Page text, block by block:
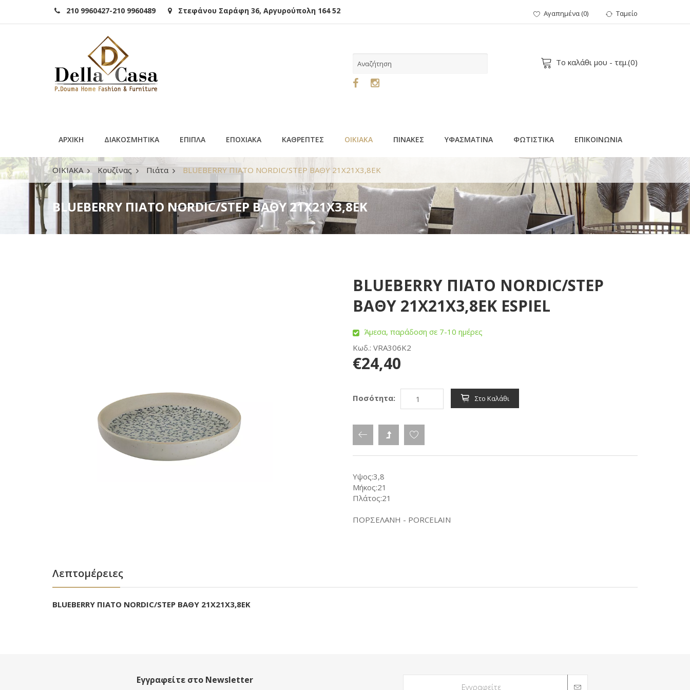
210 9960427-210 9960489 Στεφάνου Σαράφη 36, Αργυρούπολη 164 52 Αγαπημένα(0) Ταμείο
Το καλάθι μου - τεμ.(0)
ΑΡΧΙΚΗ ΔΙΑΚΟΣΜΗΤΙΚΑ ΕΠΙΠΛΑ ΕΠΟΧΙΑΚΑ ΚΑΘΡΕΠΤΕΣ ΟΙΚΙΑΚΑ ΠΙΝΑΚΕΣ ΥΦΑΣΜΑΤΙΝΑ ΦΩΤΙΣΤΙΚΑ ΕΠΙΚΟΙΝΩΝΙΑ
ΟΙΚΙΑΚΑ Κουζίνας Πιάτα BLUEBERRY ΠΙΑΤΟ NORDIC/STEP ΒΑΘΥ 21X21X3,8ΕΚ
BLUEBERRY ΠΙΑΤΟ NORDIC/STEP ΒΑΘΥ 21X21X3,8ΕΚ
BLUEBERRY ΠΙΑΤΟ NORDIC/STEP
ΒΑΘΥ 21X21X3,8ΕΚ ESPIEL
Άμεσα, παράδοση σε 7-10 ημέρες
Κωδ.: VRA306K2
€24,40
Ποσότητα: Στο Καλάθι
Υψος:3,8
Μήκος:21
Πλάτος:21
ΠΟΡΣΕΛΑΝΗ - PORCELAIN
Λεπτομέρειες
BLUEBERRY ΠΙΑΤΟ NORDIC/STEP ΒΑΘΥ 21X21X3,8ΕΚ
Εγγραφείτε στο Newsletter